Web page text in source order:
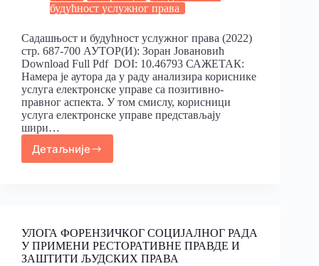
будућност услужног права
Садашњост и будућност услужног права (2022)
стр. 687-700 АУТОР(И): Зоран Јовановић
Download Full Pdf DOI: 10.46793 САЖЕТАК:
Намера је аутора да у раду анализира кориснике
услуга електронске управе са позитивно-
правног аспекта. У том смислу, корисници
услуга електронске управе представљају
шири…
Детаљније
УЛОГА ФОРЕНЗИЧКОГ СОЦИЈАЛНОГ РАДА
У ПРИМЕНИ РЕСТОРАТИВНЕ ПРАВДЕ И
ЗАШТИТИ ЉУДСКИХ ПРАВА